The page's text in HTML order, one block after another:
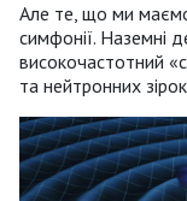
Але те, що ми маємо
симфонії. Наземні
високочастотний
та нейтронних